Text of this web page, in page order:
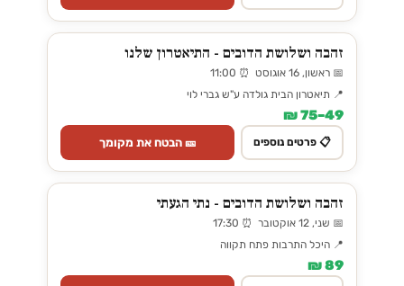
זהבה ושלושת הדובים - התיאטרון שלנו
📅 ראשון, 16 אוגוסט ⏰ 11:00
📍 תיאטרון הבית גולדה ע"ש גברי לוי
49–75 ₪
📋 פרטים נוספים 🎫 הבטח את מקומך
זהבה ושלושת הדובים - נתי הגעתי
📅 שני, 12 אוקטובר ⏰ 17:30
📍 היכל התרבות פתח תקווה
89 ₪